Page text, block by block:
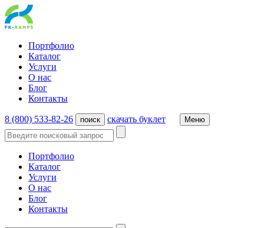
Портфолио
Каталог
Услуги
О нас
Блог
Контакты
8 (800) 533-82-26 поиск cкачать буклет Меню
Портфолио
Каталог
Услуги
О нас
Блог
Контакты